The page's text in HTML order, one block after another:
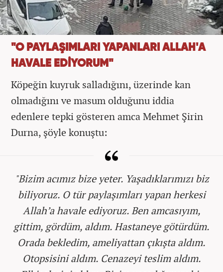
"O PAYLAŞIMLARI YAPANLARI ALLAH'A
HAVALE EDİYORUM"
Köpeğin kuyruk salladığını, üzerinde kan
olmadığını ve masum olduğunu iddia
edenlere tepki gösteren amcaMehmet Şirin
Durna, şöyle konuştu:
"Bizim acımız bize yeter. Yaşadıklarımızı biz
biliyoruz. O tür paylaşımları yapan herkesi
Allah’a havale ediyoruz. Ben amcasıyım,
gittim, gördüm, aldım. Hastaneye götürdüm.
Orada bekledim, ameliyattan çıkışta aldım.
Otopsisini aldım. Cenazeyi teslim aldım.